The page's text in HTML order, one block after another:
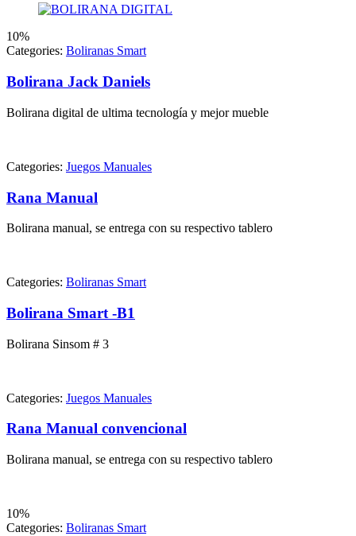
10%
Categories: Boliranas Smart
Bolirana Jack Daniels
Bolirana digital de ultima tecnología y mejor mueble
Categories: Juegos Manuales
Rana Manual
Bolirana manual, se entrega con su respectivo tablero
Categories: Boliranas Smart
Bolirana Smart -B1
Bolirana Sinsom # 3
Categories: Juegos Manuales
Rana Manual convencional
Bolirana manual, se entrega con su respectivo tablero
10%
Categories: Boliranas Smart